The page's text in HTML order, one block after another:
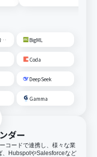
Anthropic（Claude） BigML
Coda
DeepSeek
Gamma
ダー
コードで連携し、様々な業
、HubspotやSalesforceなど